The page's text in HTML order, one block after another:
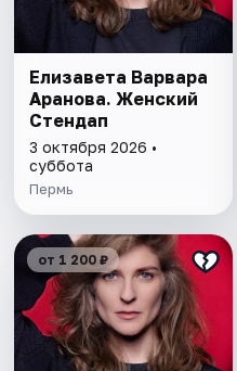
Елизавета Варвара
Аранова. Женский
Стендап
3 октября 2026 •
суббота
Пермь
от 1 200 ₽